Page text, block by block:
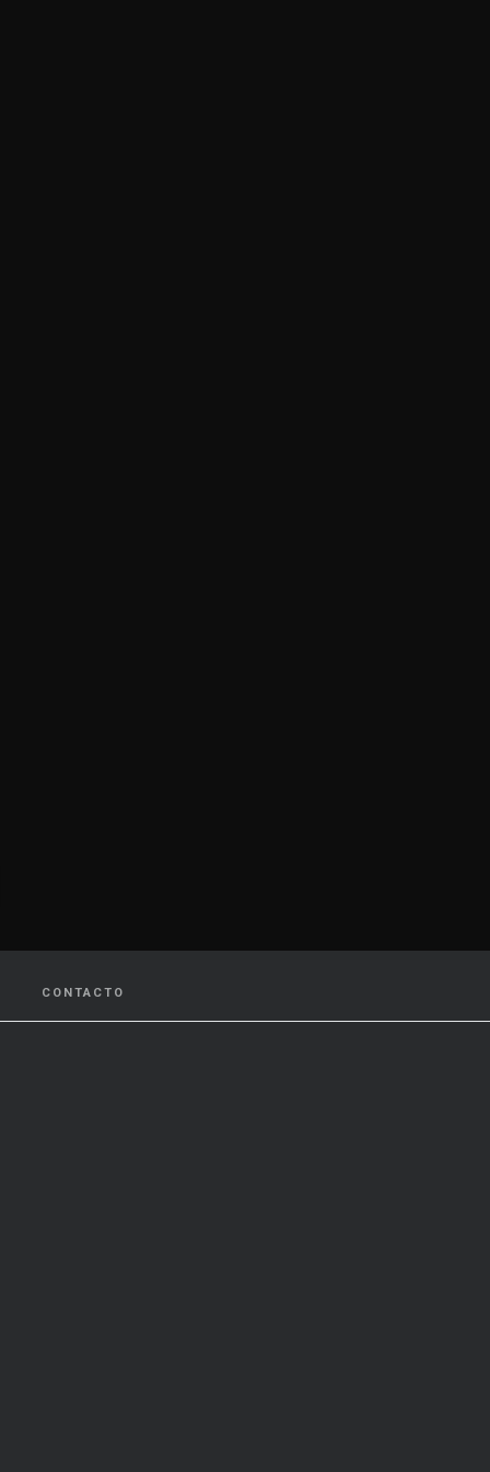
CONTACTO